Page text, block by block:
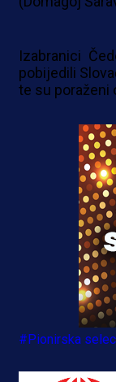
Izabranici
pobijedili
te su poraženi
#Pionirska